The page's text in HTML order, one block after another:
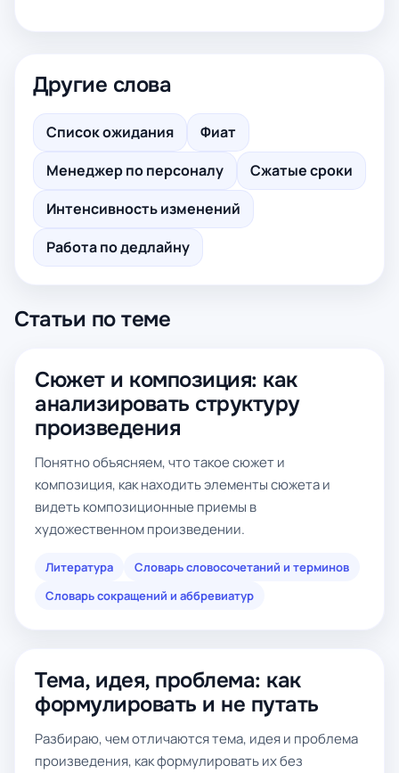
Другие слова
Список ожидания
Фиат
Менеджер по персоналу
Сжатые сроки
Интенсивность изменений
Работа по дедлайну
Статьи по теме
Сюжет и композиция: как
анализировать структуру
произведения
Понятно объясняем, что такое сюжет и
композиция, как находить элементы сюжета и
видеть композиционные приемы в
художественном произведении.
Литература
Словарь словосочетаний и терминов
Словарь сокращений и аббревиатур
Тема, идея, проблема: как
формулировать и не путать
Разбираю, чем отличаются тема, идея и проблема
произведения, как формулировать их без